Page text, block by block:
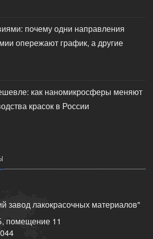
почему одни направления
опережают график, а другие
как наномикросферы меняют
красок в России
завод лакокрасочных материалов"
помещение 11